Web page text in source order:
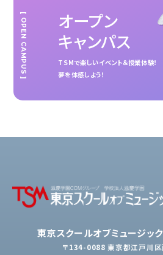
オープン
キャンパス
TSMで楽しいイベント＆授業体験！
夢を体感しよう！
[ OPEN CAMPUS ]
東京スクールオブミュージッ
〒134-0088 東京都江戸川